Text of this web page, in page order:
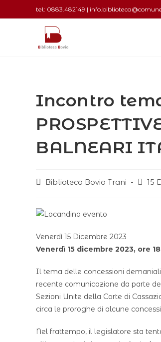
tel: 0883.482149 |
Incontro
BALNEARI
Biblioteca Bovio Trani 15
Venerdì 15 Dicembre 2023
Venerdì 15 dicembre 2023, ore
Il tema delle concessioni
recente comunicazione da parte
Sezioni Unite della Corte di
circa le proroghe di alcune
Nel frattempo, il legislatore sta